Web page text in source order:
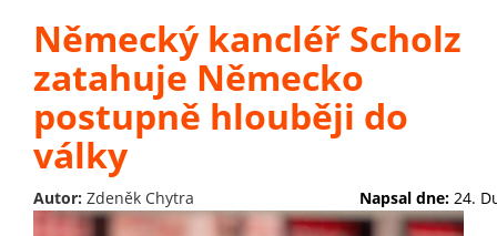
Německý kancléř Scholz
zatahuje Německo
postupně hlouběji do
války
Autor: Zdeněk Chytra Napsal dne: 24.